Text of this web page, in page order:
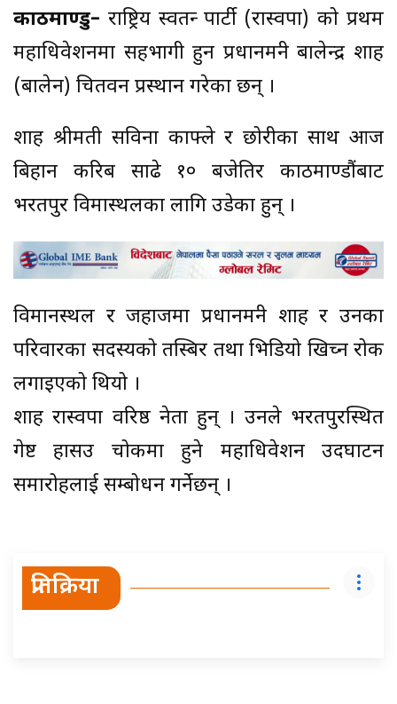
काठमाण्डु– राष्ट्रिय स्वतन्त्र पार्टी (रास्वपा) को प्रथम
महाधिवेशनमा सहभागी हुन प्रधानमन्त्री बालेन्द्र शाह
(बालेन) चितवन प्रस्थान गरेका छन् ।
शाह श्रीमती सविना काफ्ले र छोरीका साथ आज
बिहान करिब साढे १० बजेतिर काठमाण्डौंबाट
भरतपुर विमास्थलका लागि उडेका हुन् ।
विमानस्थल र जहाजमा प्रधानमन्त्री शाह र उनका
परिवारका सदस्यको तस्बिर तथा भिडियो खिच्न रोक
लगाइएको थियो ।
शाह रास्वपा वरिष्ठ नेता हुन् । उनले भरतपुरस्थित
गेष्ट हासउ चोकमा हुने महाधिवेशन उदघाटन
समारोहलाई सम्बोधन गर्नेछन् ।
प्रतिक्रिया